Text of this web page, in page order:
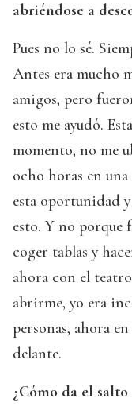
abriéndose a
Pues no lo sé.
Antes era mucho
amigos, pero
esto me ayudó.
momento, no me
ocho horas en
esta oportunidad
esto. Y no porque
coger tablas y
ahora con el
abrirme, yo era
personas, ahora
delante.
¿Cómo da el